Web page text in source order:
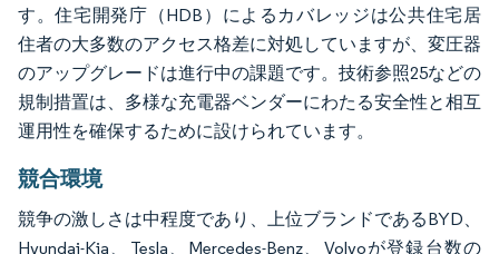
す。住宅開発庁（HDB）によるカバレッジは公共住宅居
住者の大多数のアクセス格差に対処していますが、変圧器
のアップグレードは進行中の課題です。技術参照25などの
規制措置は、多様な充電器ベンダーにわたる安全性と相互
運用性を確保するために設けられています。
競合環境
競争の激しさは中程度であり、上位ブランドであるBYD、
Hyundai-Kia、Tesla、Mercedes-Benz、Volvoが登録台数の